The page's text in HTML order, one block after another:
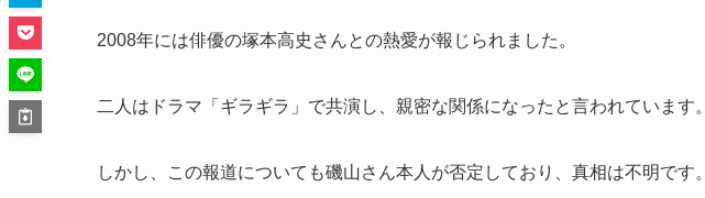
2008年には俳優の塚本高史さんとの熱愛が報じられました。
二人はドラマ「ギラギラ」で共演し、親密な関係になったと言われています。
しかし、この報道についても磯山さん本人が否定しており、真相は不明です。